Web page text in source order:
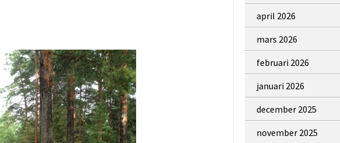
april 2026
mars 2026
februari 2026
januari 2026
december 2025
november 2025